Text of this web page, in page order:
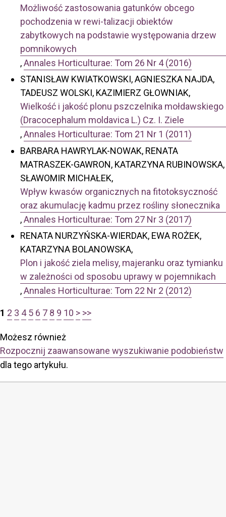
Możliwość zastosowania gatunków obcego
pochodzenia w rewi-talizacji obiektów
zabytkowych na podstawie występowania drzew
pomnikowych
,Annales Horticulturae: Tom 26 Nr 4 (2016)
STANISŁAW KWIATKOWSKI, AGNIESZKA NAJDA,
TADEUSZ WOLSKI, KAZIMIERZ GŁOWNIAK,
Wielkość i jakość plonu pszczelnika mołdawskiego
(Dracocephalum moldavica L.) Cz. I. Ziele
,Annales Horticulturae: Tom 21 Nr 1 (2011)
BARBARA HAWRYLAK-NOWAK, RENATA
MATRASZEK-GAWRON, KATARZYNA RUBINOWSKA,
SŁAWOMIR MICHAŁEK,
Wpływ kwasów organicznych na fitotoksyczność
oraz akumulację kadmu przez rośliny słonecznika
,Annales Horticulturae: Tom 27 Nr 3 (2017)
RENATA NURZYŃSKA-WIERDAK, EWA ROŻEK,
KATARZYNA BOLANOWSKA,
Plon i jakość ziela melisy, majeranku oraz tymianku
w zależności od sposobu uprawy w pojemnikach
,Annales Horticulturae: Tom 22 Nr 2 (2012)
1 2 3 4 5 6 7 8 9 10 > >>
Możesz również
Rozpocznij zaawansowane wyszukiwanie podobieństw
dla tego artykułu.